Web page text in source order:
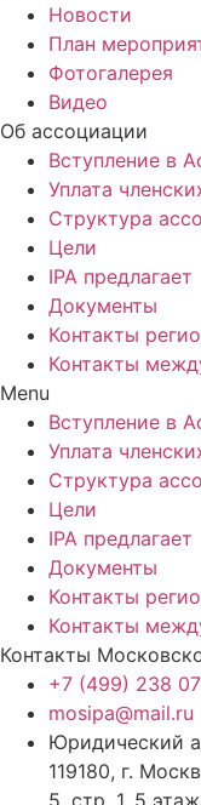
Новости
План
Фотогалерея
Видео
Об ассоциации
Вступление в
Уплата
Структура
Цели
IPA предлагает
Документы
Контакты
Контакты
Menu
Вступление в
Уплата
Структура
Цели
IPA предлагает
Документы
Контакты
Контакты
Контакты
+7 (499) 238
mosipa@mail.ru
Юридический
119180, г.